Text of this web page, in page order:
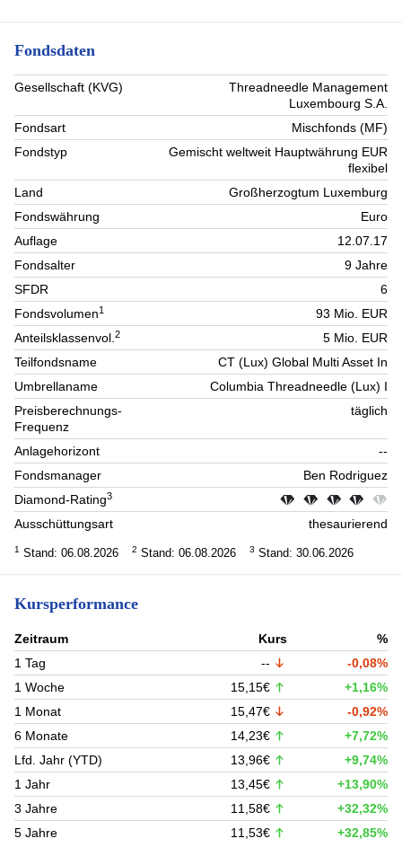
Fondsdaten
Gesellschaft (KVG)
Threadneedle Management
Luxembourg S.A.
Fondsart
Mischfonds (MF)
Fondstyp
Gemischt weltweit Hauptwährung EUR
flexibel
Land
Großherzogtum Luxemburg
Fondswährung
Euro
Auflage
12.07.17
Fondsalter
9 Jahre
SFDR
6
Fondsvolumen1
93 Mio. EUR
Anteilsklassenvol.2
5 Mio. EUR
Teilfondsname
CT (Lux) Global Multi Asset In
Umbrellaname
Columbia Threadneedle (Lux) I
Preisberechnungs-
Frequenz
täglich
Anlagehorizont
--
Fondsmanager
Ben Rodriguez
Diamond-Rating3
Ausschüttungsart thesaurierend
1 Stand: 06.08.2026 2 Stand: 06.08.2026 3 Stand: 30.06.2026
Kursperformance
Zeitraum Kurs
%
1 Tag
--
-0,08%
1 Woche
15,15€
+1,16%
1 Monat
15,47€
-0,92%
6 Monate
14,23€
+7,72%
Lfd. Jahr (YTD)
13,96€
+9,74%
1 Jahr
13,45€
+13,90%
3 Jahre
11,58€
+32,32%
5 Jahre
11,53€ +32,85%